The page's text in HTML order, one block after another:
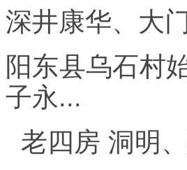
深井康华、大
阳东县乌石村
子永...
老四房 洞明